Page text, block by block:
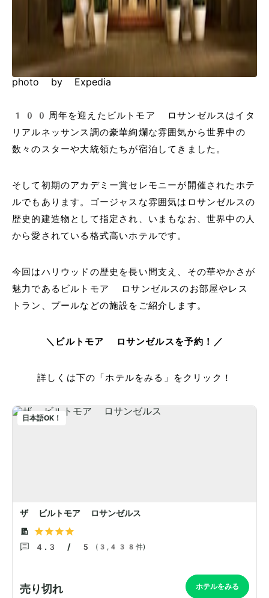
photo by Expedia
100周年を迎えたビルトモア ロサンゼルスはイタ
リアルネッサンス調の豪華絢爛な雰囲気から世界中の
数々のスターや大統領たちが宿泊してきました。
そして初期のアカデミー賞セレモニーが開催されたホテ
ルでもあります。ゴージャスな雰囲気はロサンゼルスの
歴史的建造物として指定され、いまもなお、世界中の人
から愛されている格式高いホテルです。
今回はハリウッドの歴史を長い間支え、その華やかさが
魅力であるビルトモア ロサンゼルスのお部屋やレス
トラン、プールなどの施設をご紹介します。
＼ビルトモア ロサンゼルスを予約！／
詳しくは下の「ホテルをみる」をクリック！